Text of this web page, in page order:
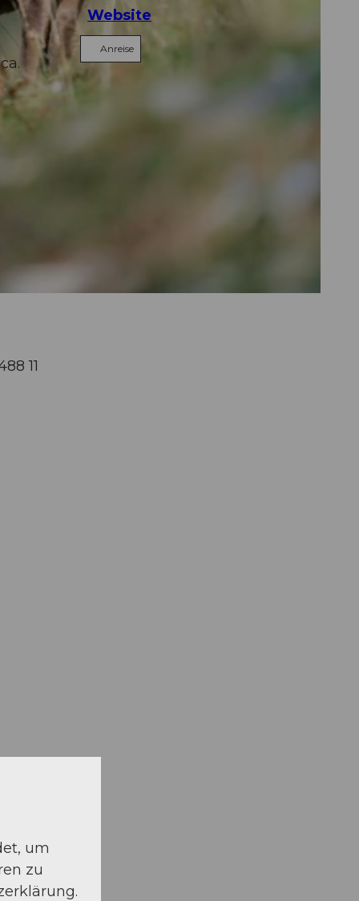
11
Website
Anreise
um
zu